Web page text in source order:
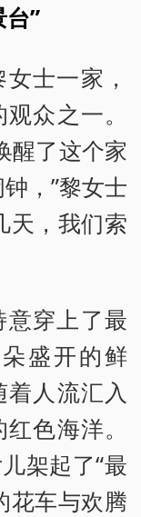
”
士一家，
众之一。
醒了这个家
，”黎女士
天，我们索
穿上了最
盛开的鲜
人流汇入
色海洋。
架起了“最
花车与欢腾